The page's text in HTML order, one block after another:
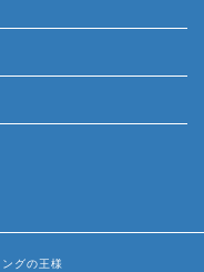
グの王様